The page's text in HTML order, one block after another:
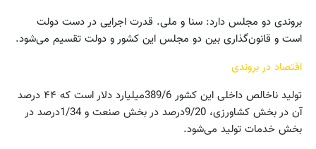
بروندی دو مجلس دارد: سنا و ملی. قدرت اجرایی در دست دولت
است و قانون‌گذاری بین دو مجلس این کشور و دولت تقسیم می‌شود.
اقتصاد در بروندی
تولید ناخالص داخلی این کشور 389/6میلیارد دلار است که ۴۴ درصد
آن در بخش کشاورزی، 9/20درصد در بخش صنعت و 1/34درصد در
بخش خدمات تولید می‌شود.